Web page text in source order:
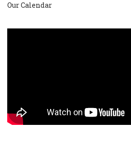
Our Calendar